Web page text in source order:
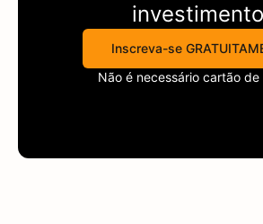
Inscreva-se
Não é necessário cartão